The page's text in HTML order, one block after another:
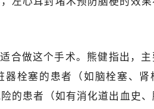
合做这个手术。熊健指出，主
器栓塞的患者（如脑栓塞、肾
的患者（如有消化道出血史